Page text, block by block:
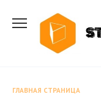
содержанию
ГЛАВНАЯ СТРАНИЦА